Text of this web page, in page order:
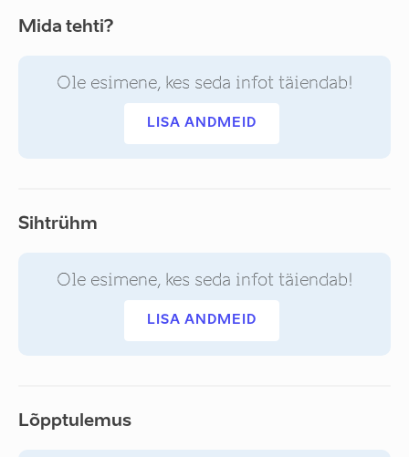
Mida tehti?
Ole esimene, kes seda infot täiendab!
LISA ANDMEID
Sihtrühm
Ole esimene, kes seda infot täiendab!
LISA ANDMEID
Lõpptulemus